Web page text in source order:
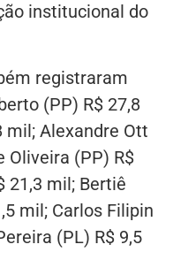
institucional do
registraram
(PP) R$ 27,8
mil; Alexandre Ott
Oliveira (PP) R$
21,3 mil; Bertiê
mil; Carlos Filipin
(PL) R$ 9,5